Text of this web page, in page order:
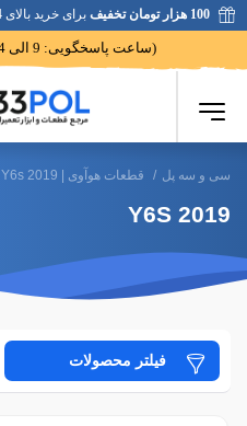
100 هزار تومان تخفیف برای خرید بالای 4 میلیون و 4 قلم کالا!
(ساعت پاسخگویی: 9 الی 14 - 17 الی 20)
سی و سه پل / قطعات هوآوی | Huawei Y6s 2019
Y6S 2019
فیلتر محصولات